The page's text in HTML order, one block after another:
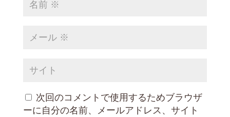
次回のコメントで使用するためブラウザ
ーに自分の名前、メールアドレス、サイト